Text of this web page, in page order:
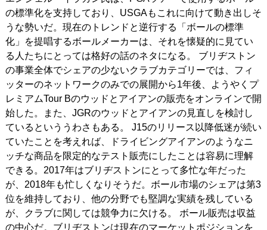
の標準化を支持しており、USGAもこれに向けて動き出しそ
うな勢いだ。現在のトレンドと逆行する「ボールの標準
化」を提唱するボールメーカーは、それを懐疑的に見てい
る人たちにとっては格好の話のネタになる。 ブリヂストン
の事業全体でシェアの少ないクラブカテゴリーでは、フィ
ッターのネットワークのみでの展開から1年後、ようやくプ
レミアムTour Bのウッドとアイアンの販売をオンラインで開
始した。また、JGRのウッドとアイアンの見直しを検討し
ているといううわさもある。 J15のリリース以降低迷が続い
ていたことを考えれば、ドライビングアイアンのようなニ
ッチな商品を限定的なテスト販売にしたことは容易に理解
できる。2017年はブリヂストンにとって多忙な年だった
が、2018年も忙しくなりそうだ。ボール市場のシェアは第3
位を維持しており、他の分野でも堅調な実績を残している
が、クラブに関しては競争力に欠ける。 ボール販売は収益
の中心だ。ブリヂストンは現在のマーケットポジションを